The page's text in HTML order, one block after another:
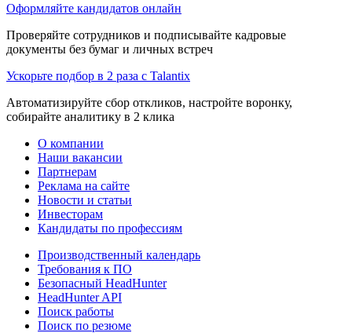
Оформляйте кандидатов онлайн
Проверяйте сотрудников и подписывайте кадровые
документы без бумаг и личных встреч
Ускорьте подбор в 2 раза с Talantix
Автоматизируйте сбор откликов, настройте воронку,
собирайте аналитику в 2 клика
О компании
Наши вакансии
Партнерам
Реклама на сайте
Новости и статьи
Инвесторам
Кандидаты по профессиям
Производственный календарь
Требования к ПО
Безопасный HeadHunter
HeadHunter API
Поиск работы
Поиск по резюме